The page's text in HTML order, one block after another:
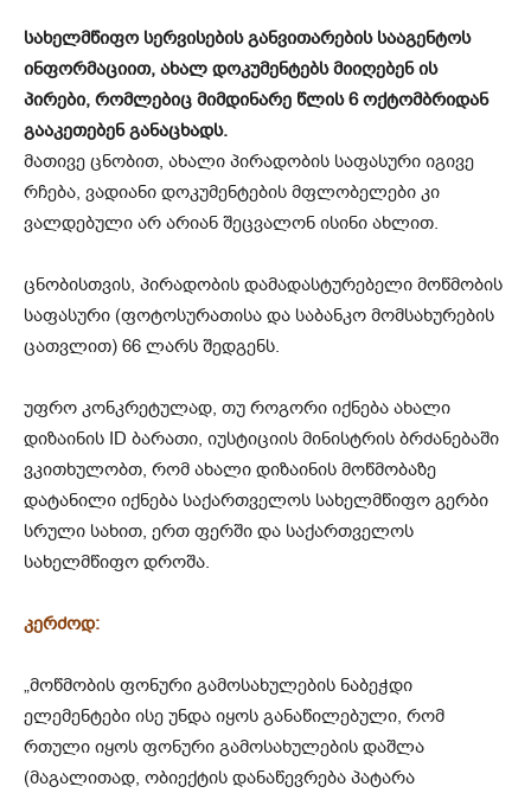
სახელმწიფო სერვისების განვითარების სააგენტოს
ინფორმაციით, ახალ დოკუმენტებს მიიღებენ ის
პირები, რომლებიც მიმდინარე წლის 6 ოქტომბრიდან
გააკეთებენ განაცხადს.
მათივე ცნობით, ახალი პირადობის საფასური იგივე
რჩება, ვადიანი დოკუმენტების მფლობელები კი
ვალდებული არ არიან შეცვალონ ისინი ახლით.
ცნობისთვის, პირადობის დამადასტურებელი მოწმობის
საფასური (ფოტოსურათისა და საბანკო მომსახურების
ცათვლით) 66 ლარს შედგენს.
უფრო კონკრეტულად, თუ როგორი იქნება ახალი
დიზაინის ID ბარათი, იუსტიციის მინისტრის ბრძანებაში
ვკითხულობთ, რომ ახალი დიზაინის მოწმობაზე
დატანილი იქნება საქართველოს სახელმწიფო გერბი
სრული სახით, ერთ ფერში და საქართველოს
სახელმწიფო დროშა.
კერძოდ:
„მოწმობის ფონური გამოსახულების ნაბეჭდი
ელემენტები ისე უნდა იყოს განაწილებული, რომ
რთული იყოს ფონური გამოსახულების დაშლა
(მაგალითად, ობიექტის დანაწევრება პატარა